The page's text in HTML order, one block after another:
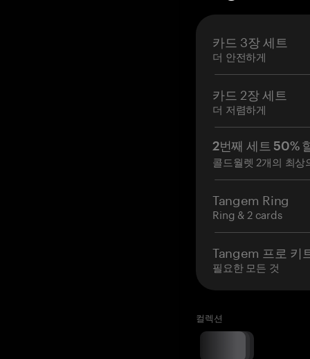
카드 3장 세트
더 안전하게
카드 2장 세트
더 저렴하게
2번째 세트 50%
콜드월렛 2개의 최상
Tangem Ring
Ring & 2 cards
Tangem 프로 키
필요한 모든 것
컬렉션